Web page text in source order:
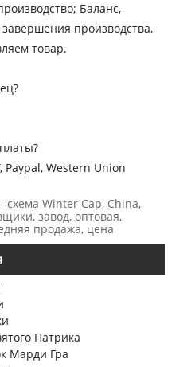
Баланс,
производства,
товар.
Western Union
схема Winter Cap, China,
завод, оптовая,
продажа, цена
Патрика
Марди Гра